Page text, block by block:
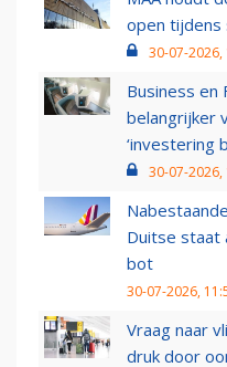
open tijdens
30-07-2026,
Business en
belangrijker
‘investering
30-07-2026,
Duitse staat
bot
30-07-2026,
Vraag naar
druk door